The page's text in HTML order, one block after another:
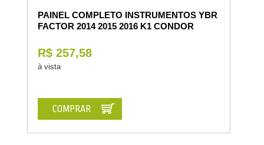
PAINEL COMPLETO INSTRUMENTOS YBR
FACTOR 2014 2015 2016 K1 CONDOR
R$ 257,58
à vista
COMPRAR